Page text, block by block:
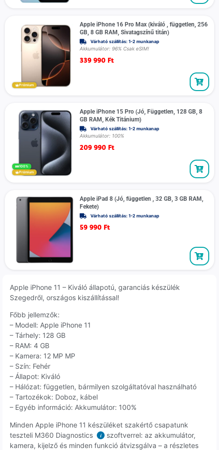
Prémium
Apple iPhone 16 Pro Max (kiváló , független, 256
GB, 8 GB RAM, Sivatagszínű titán)
Várható szállítás: 1-2 munkanap
Akkumulátor: 96% Csak eSIM!
339 990 Ft
100%
Prémium
Apple iPhone 15 Pro (Jó, Független, 128 GB, 8
GB RAM, Kék Titánium)
Várható szállítás: 1-2 munkanap
Akkumulátor: 100%
209 990 Ft
Apple iPad 8 (Jó, független , 32 GB, 3 GB RAM,
Fekete)
Várható szállítás: 1-2 munkanap
59 990 Ft
Apple iPhone 11 – Kiváló állapotú, garanciás készülék
Szegedről, országos kiszállítással!
Főbb jellemzők:
– Modell: Apple iPhone 11
– Tárhely: 128 GB
– RAM: 4 GB
– Kamera: 12 MP MP
– Szín: Fehér
– Állapot: Kiváló
– Hálózat: független, bármilyen szolgáltatóval használható
– Tartozékok: Doboz, kábel
– Egyéb információ: Akkumulátor: 100%
Minden Apple iPhone 11 készüléket szakértő csapatunk
teszteli M360 Diagnostics
i
szoftverrel: az akkumulátor,
kamera, kijelző és minden funkció átvizsgálva – a részletes